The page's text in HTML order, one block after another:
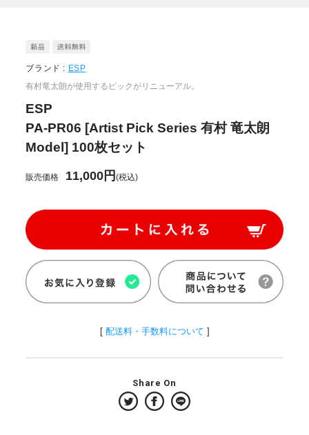
ブランド : ESP
有村竜太朗が使用するピックがリニューアル。
ESP
PA-PR06 [Artist Pick Series 有村 竜太朗
Model] 100枚セット
販売価格 11,000円(税込)
[ 配送料・手数料について ]
Share On